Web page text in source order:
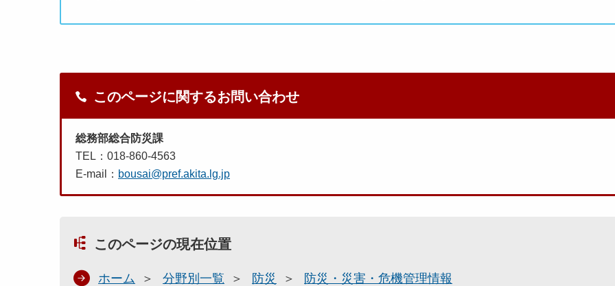
このページに関するお問い合わせ
総務部総合防災課
TEL：018-860-4563
E-mail： bousai@pref.akita.lg.jp
このページの現在位置
ホーム 分野別一覧 防災
防災・災害・危機管理情報